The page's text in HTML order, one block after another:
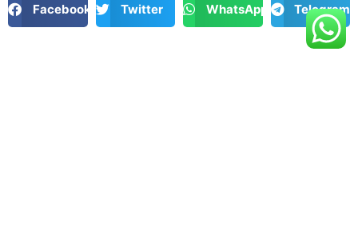
Facebook Twitter WhatsApp Telegram